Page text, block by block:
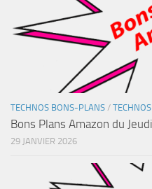
TECHNOS BONS-PLANS /
Bons Plans Amazon du
29 JANVIER 2026